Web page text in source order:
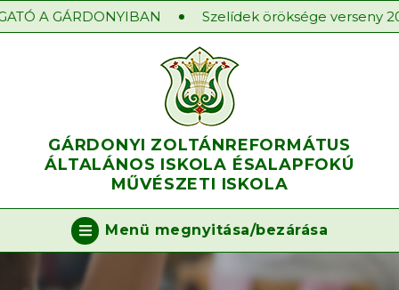
A GÁRDONYIBAN Szelídek öröksége verseny
GÁRDONYI ZOLTÁNREFORMÁTUS
ÁLTALÁNOS ISKOLA ÉSALAPFOKÚ
MŰVÉSZETI ISKOLA
Menü megnyitása/bezárása